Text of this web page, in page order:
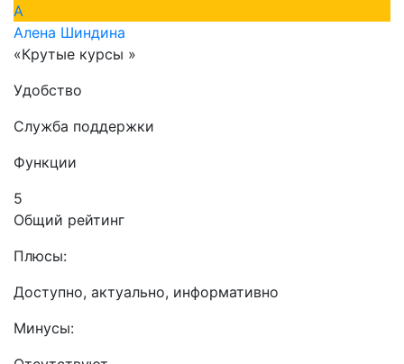
А
Алена Шиндина
«Крутые курсы »
Удобство
Служба поддержки
Функции
5
Общий рейтинг
Плюсы:
Доступно, актуально, информативно
Минусы: